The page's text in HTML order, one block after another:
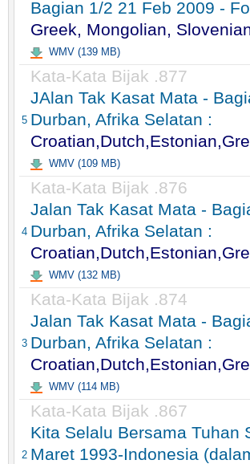
Bagian 1/2 21 Feb 2009 -
Greek, Mongolian,
WMV (139 MB)
5
Kata-Kata Bijak .877
JAlan Tak Kasat Mata -
Durban, Afrika Selatan :
WMV (109 MB)
4
Kata-Kata Bijak .876
Jalan Tak Kasat Mata -
Durban, Afrika Selatan :
WMV (132 MB)
3
Kata-Kata Bijak .874
Jalan Tak Kasat Mata -
Durban, Afrika Selatan :
WMV (114 MB)
2
Kata-Kata Bijak .867
Kita Selalu Bersama Tuhan
Maret 1993-Indonesia